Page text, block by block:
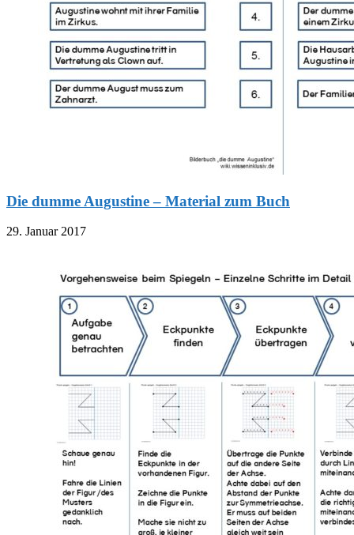
Die dumme Augustine – Material zum Buch
29. Januar 2017